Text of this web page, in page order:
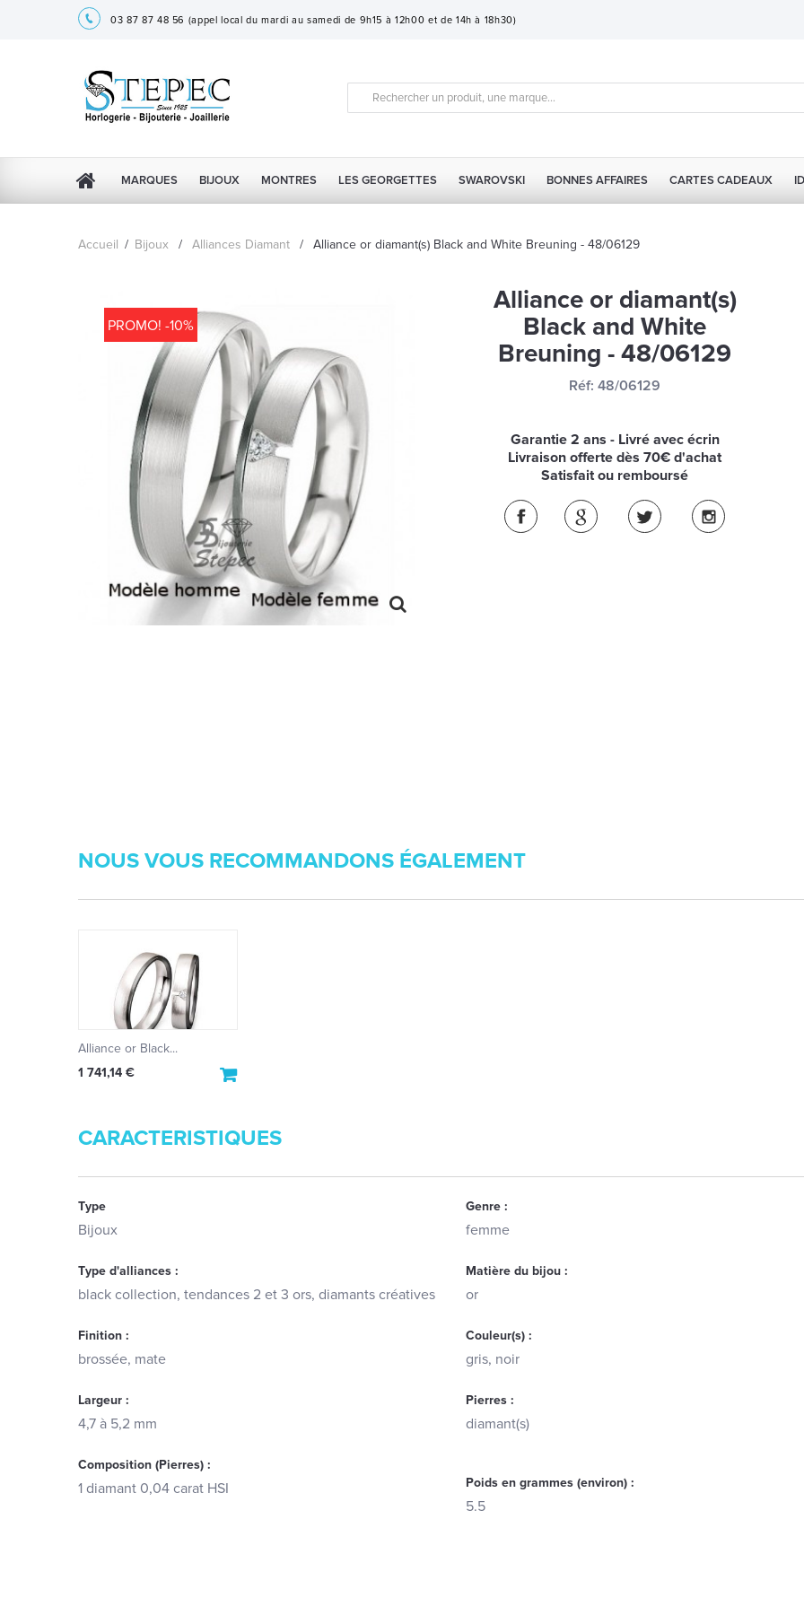
03 87 87 48 56 (appel local du mardi au samedi de 9h15 à 12h00 et de 14h à 18h30)
MARQUES BIJOUX MONTRES LES GEORGETTES SWAROVSKI BONNES AFFAIRES CARTES CADEAUX
Accueil / Bijoux / Alliances Diamant / Alliance or diamant(s) Black and White Breuning - 48/06129
PROMO! -10%
Alliance or diamant(s)
Black and White
Breuning - 48/06129
Réf: 48/06129
Garantie 2 ans - Livré avec écrin
Livraison offerte dès 70€ d'achat
Satisfait ou remboursé
NOUS VOUS RECOMMANDONS ÉGALEMENT
Alliance or Black...
1 741,14 €
CARACTERISTIQUES
Type
Bijoux
Genre :
femme
Type d'alliances :
black collection, tendances 2 et 3 ors, diamants créatives
Matière du bijou :
or
Finition :
brossée, mate
Couleur(s) :
gris, noir
Largeur :
4,7 à 5,2 mm
Pierres :
diamant(s)
Composition (Pierres) :
1 diamant 0,04 carat HSI Poids en grammes (environ) :
5.5